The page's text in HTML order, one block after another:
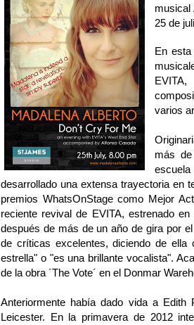
musical
25 de
En
varios
más
desarrollado una extensa trayectoria en
premios WhatsOnStage como Mejor
reciente revival de EVITA, estrenado
después de más de un año de gira por
de críticas excelentes, diciendo de ella
estrella" o "es una brillante vocalista".
de la obra ´The Vote´ en el Donmar
Anteriormente había dado vida a
Leicester. En la primavera de 2012